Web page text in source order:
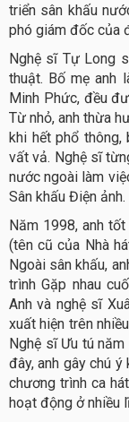
triển sân khấu
phó giám đốc của
Nghệ sĩ Tự Long
thuật. Bố mẹ anh
Minh Phức, đều
Từ nhỏ, anh thừa
khi hết phổ thông,
vất vả. Nghệ sĩ
nước ngoài làm
Sân khấu Điện ảnh.
Năm 1998, anh
(tên cũ của Nhà
Ngoài sân khấu,
trình Gặp nhau
Anh và nghệ sĩ
xuất hiện trên
Nghệ sĩ Ưu tú
đây, anh gây chú
chương trình ca
hoạt động ở nhiều